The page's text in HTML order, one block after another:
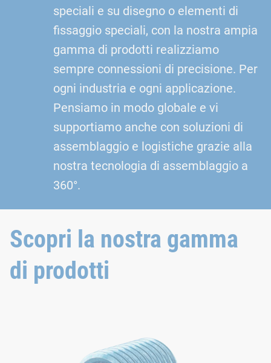
speciali e su disegno o elementi di
fissaggio speciali, con la nostra ampia
gamma di prodotti realizziamo
sempre connessioni di precisione. Per
ogni industria e ogni applicazione.
Pensiamo in modo globale e vi
supportiamo anche con soluzioni di
assemblaggio e logistiche grazie alla
nostra tecnologia di assemblaggio a
360°.
Scopri la nostra gamma
di prodotti